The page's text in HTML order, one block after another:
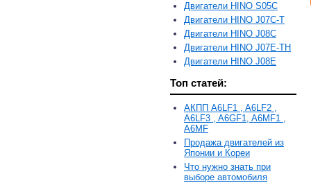
Двигатели HINO S05C
Двигатели HINO J07C-T
Двигатели HINO J08C
Двигатели HINO J07E-TH
Двигатели HINO J08E
Топ статей:
АКПП A6LF1 , A6LF2 ,
A6LF3 , A6GF1, A6MF1 ,
A6MF
Продажа двигателей из
Японии и Кореи
Что нужно знать при
выборе автомобиля